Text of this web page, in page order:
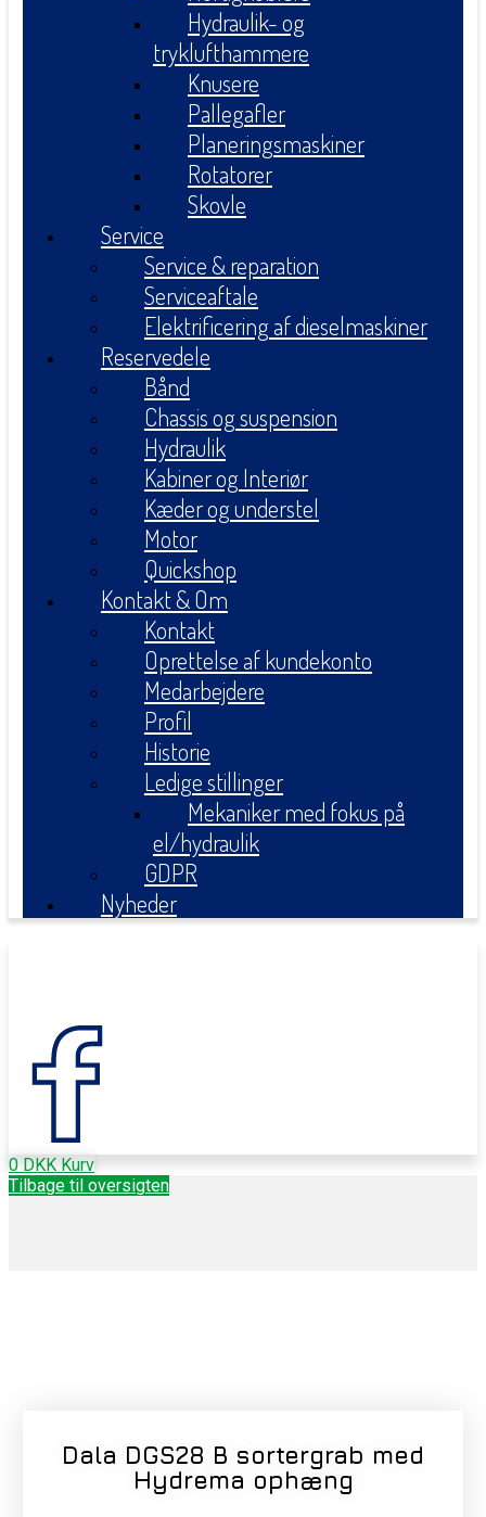
Hydraulik- og
tryklufthammere
Knusere
Pallegafler
Planeringsmaskiner
Rotatorer
Skovle
Service
Service & reparation
Serviceaftale
Elektrificering af dieselmaskiner
Reservedele
Bånd
Chassis og suspension
Hydraulik
Kabiner og Interiør
Kæder og understel
Motor
Quickshop
Kontakt & Om
Kontakt
Oprettelse af kundekonto
Medarbejdere
Profil
Historie
Ledige stillinger
Mekaniker med fokus på
el/hydraulik
GDPR
Nyheder
0 DKK Kurv
Tilbage til oversigten
Dala DGS28 B sortergrab med
Hydrema ophæng